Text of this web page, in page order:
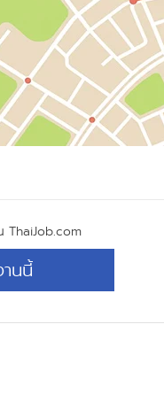
ThaiJob.com
นนี้